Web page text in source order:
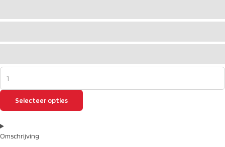
Selecteer opties
Omschrijving